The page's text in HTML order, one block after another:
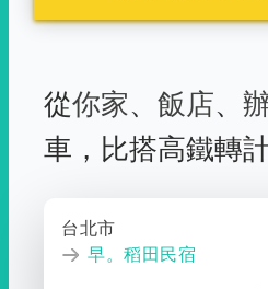
從你家、 飯店、
車， 比搭高鐵轉
台北市
早。稻田民宿